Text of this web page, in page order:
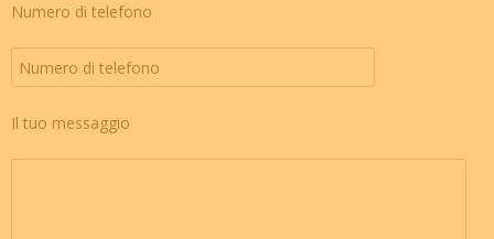
Numero di telefono
Il tuo messaggio